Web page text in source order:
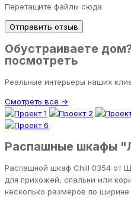
Перетащите файлы сюда
Отправить отзыв
Обустраиваете
посмотреть
Реальные интерьеры наших
Смотреть все →
Распашные шкафы
Распашной шкаф Chill 0354 от
для прихожей, спальни или
несколько размеров по